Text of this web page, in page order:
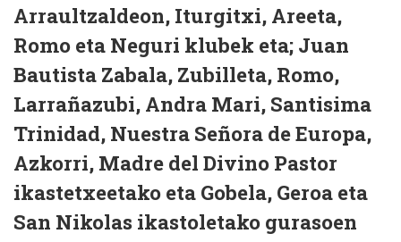
Arraultzaldeon, Iturgitxi, Areeta,
Romo eta Neguri klubek eta; Juan
Bautista Zabala, Zubilleta, Romo,
Larrañazubi, Andra Mari, Santisima
Trinidad, Nuestra Señora de Europa,
Azkorri, Madre del Divino Pastor
ikastetxeetako eta Gobela, Geroa eta
San Nikolas ikastoletako gurasoen